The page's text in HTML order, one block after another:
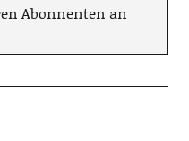
Abonnenten an